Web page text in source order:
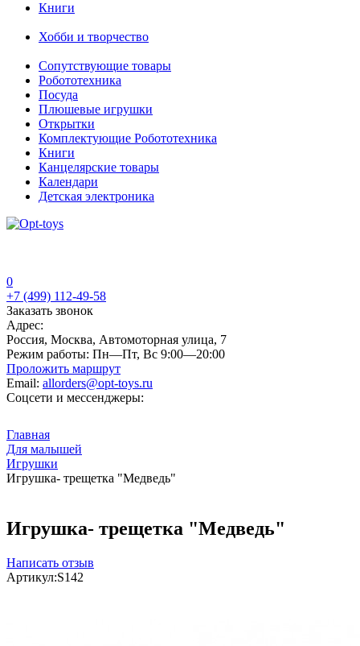
Книги
Хобби и творчество
Сопутствующие товары
Робототехника
Посуда
Плюшевые игрушки
Открытки
Комплектующие Робототехника
Книги
Канцелярские товары
Календари
Детская электроника
0
+7 (499) 112-49-58
Заказать звонок
Адрес:
Россия, Москва, Автомоторная улица, 7
Режим работы: Пн—Пт, Вс 9:00—20:00
Проложить маршрут
Email: allorders@opt-toys.ru
Соцсети и мессенджеры:
Главная
Для малышей
Игрушки
Игрушка- трещетка "Медведь"
Игрушка- трещетка "Медведь"
Написать отзыв
Артикул:S142